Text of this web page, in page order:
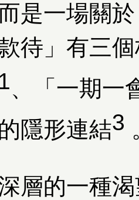
是一場關
款待」有三
1、「一期一
隱形連結3
層的一種